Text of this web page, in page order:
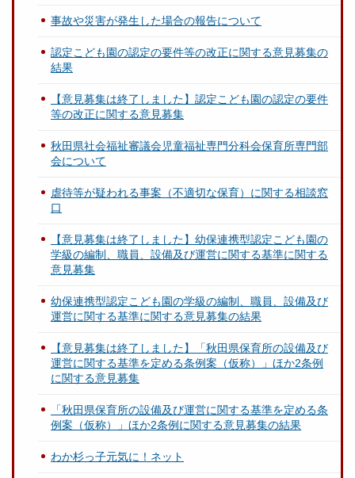
事故や災害が発生した場合の報告について
認定こども園の認定の要件等の改正に関する意見募集の
結果
【意見募集は終了しました】認定こども園の認定の要件
等の改正に関する意見募集
秋田県社会福祉審議会児童福祉専門分科会保育所専門部
会について
虐待等が疑われる事案（不適切な保育）に関する相談窓
口
【意見募集は終了しました】幼保連携型認定こども園の
学級の編制、職員、設備及び運営に関する基準に関する
意見募集
幼保連携型認定こども園の学級の編制、職員、設備及び
運営に関する基準に関する意見募集の結果
【意見募集は終了しました】「秋田県保育所の設備及び
運営に関する基準を定める条例案（仮称）」ほか2条例
に関する意見募集
「秋田県保育所の設備及び運営に関する基準を定める条
例案（仮称）」ほか2条例に関する意見募集の結果
わか杉っ子元気に！ネット